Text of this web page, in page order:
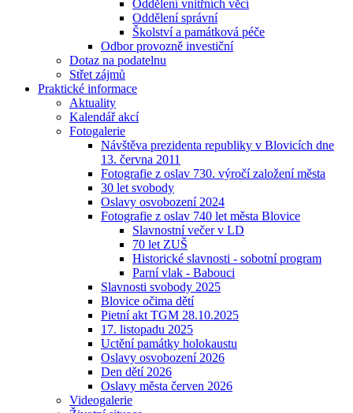
Oddělení vnitřních věcí
Oddělení správní
Školství a památková péče
Odbor provozně investiční
Dotaz na podatelnu
Střet zájmů
Praktické informace
Aktuality
Kalendář akcí
Fotogalerie
Návštěva prezidenta republiky v Blovicích dne
13. června 2011
Fotografie z oslav 730. výročí založení města
30 let svobody
Oslavy osvobození 2024
Fotografie z oslav 740 let města Blovice
Slavnostní večer v LD
70 let ZUŠ
Historické slavnosti - sobotní program
Parní vlak - Babouci
Slavnosti svobody 2025
Blovice očima dětí
Pietní akt TGM 28.10.2025
17. listopadu 2025
Uctění památky holokaustu
Oslavy osvobození 2026
Den dětí 2026
Oslavy města červen 2026
Videogalerie